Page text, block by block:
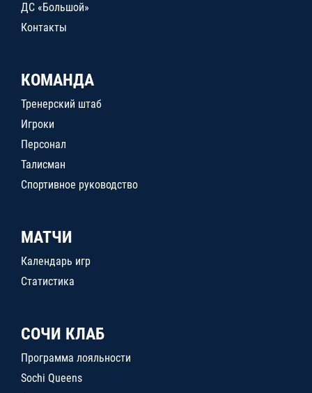
ДС «Большой»
Контакты
КОМАНДА
Тренерский штаб
Игроки
Персонал
Талисман
Спортивное руководство
МАТЧИ
Календарь игр
Статистика
СОЧИ КЛАБ
Программа лояльности
Sochi Queens